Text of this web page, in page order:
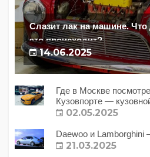
Слазит лак на машине. Что
это происходит?
14.06.2025
Где в Москве
Кузовпорте —
02.05.2025
Daewoo и Lamborghini
21.03.2025